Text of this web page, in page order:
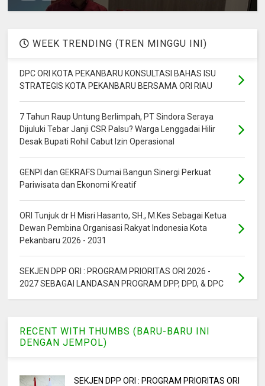
WEEK TRENDING (TREN MINGGU INI)
DPC ORI KOTA PEKANBARU KONSULTASI BAHAS ISU
STRATEGIS KOTA PEKANBARU BERSAMA ORI RIAU
7 Tahun Raup Untung Berlimpah, PT Sindora Seraya
Dijuluki Tebar Janji CSR Palsu? Warga Lenggadai Hilir
Desak Bupati Rohil Cabut Izin Operasional
GENPI dan GEKRAFS Dumai Bangun Sinergi Perkuat
Pariwisata dan Ekonomi Kreatif
ORI Tunjuk dr H Misri Hasanto, SH., M.Kes Sebagai Ketua
Dewan Pembina Organisasi Rakyat Indonesia Kota
Pekanbaru 2026 - 2031
SEKJEN DPP ORI : PROGRAM PRIORITAS ORI 2026 -
2027 SEBAGAI LANDASAN PROGRAM DPP, DPD, & DPC
RECENT WITH THUMBS (BARU-BARU INI
DENGAN JEMPOL)
SEKJEN DPP ORI : PROGRAM PRIORITAS ORI